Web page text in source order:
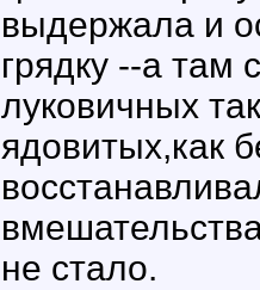
выдержала и
грядку --а там
луковичных
ядовитых,как
не стало.